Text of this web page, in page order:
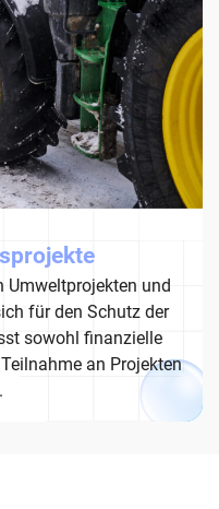
Umweltprojekten und
für den Schutz der
sowohl finanzielle
an Projekten